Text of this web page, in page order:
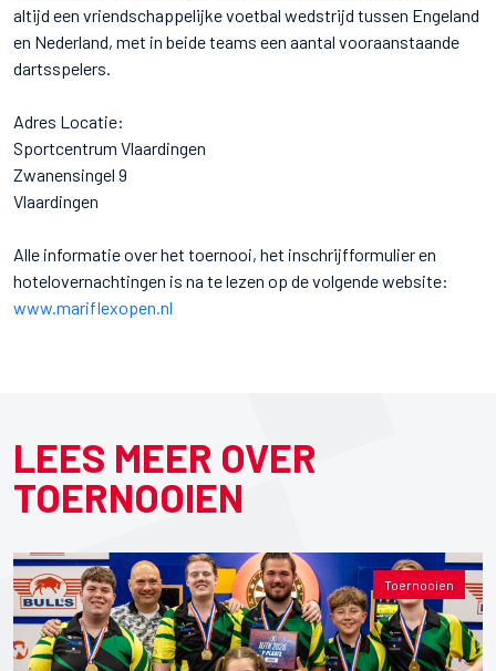
altijd een vriendschappelijke voetbal wedstrijd tussen Engeland
en Nederland, met in beide teams een aantal vooraanstaande
dartsspelers.
Adres Locatie:
Sportcentrum Vlaardingen
Zwanensingel 9
Vlaardingen
Alle informatie over het toernooi, het inschrijfformulier en
hotelovernachtingen is na te lezen op de volgende website:
www.mariflexopen.nl
LEES MEER OVER
TOERNOOIEN
Toernooien